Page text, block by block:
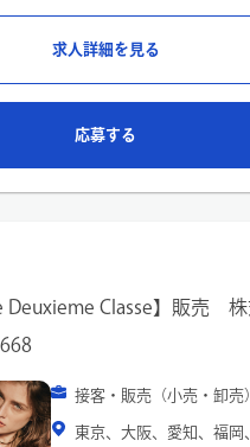
接客、販売業務および、バックヤ
求人詳細を見る
応募する
Deuxieme Classe】販売
接客・販売（小売・卸売）
東京、大阪、愛知、福岡